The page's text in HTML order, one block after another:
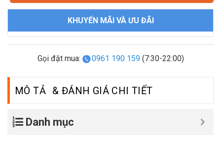
KHUYẾN MÃI VÀ ƯU ĐÃI
Gọi đặt mua: 0961 190 159 (7:30-22:00)
MÔ TẢ
Danh mục